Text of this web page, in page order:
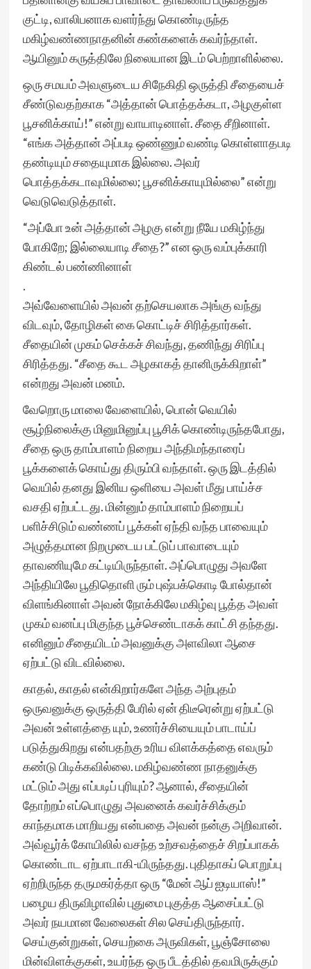
குட்டி, வாலிபனாக வளர்ந்து கொண்டிருந்த
மகிழ்வண்ணநாதனின் கண்களைக் கவர்ந்தாள்.
ஆயினும் கருத்திலே நிலையான இடம் பெற்றாளில்லை.
ஒரு சமயம் அவளுடைய சிநேகிதி ஒருத்தி சீதையைச்
சீண்டுவதற்காக “அத்தான் பொத்தக்கடா, அழகுள்ள
பூசனிக்காய்!” என்று வாயாடினாள். சீதை சீறினாள்.
“எங்க அத்தான் அப்படி ஒண்ணும் வண்டி கொள்ளாதபடி
தண்டியும் சதையுமாக இல்லை. அவர்
பொத்தக்கடாவுமில்லை; பூசனிக்காயுமில்லை” என்று
வெடுவெடுத்தாள்.
“அப்போ உன் அத்தான் அழகு என்று நீயே மகிழ்ந்து
போகிறே; இல்லையாடி சீதை?” என ஒரு வம்புக்காரி
கிண்டல் பண்ணினாள்
.
அவ்வேளையில் அவன் தற்செயலாக அங்கு வந்து
விடவும், தோழிகள் கை கொட்டிச் சிரித்தார்கள்.
சீதையின் முகம் செக்கச் சிவந்து, தணிந்து சிரிப்பு
சிரித்தது. “சீதை கூட அழகாகத் தானிருக்கிறாள்”
என்றது அவன் மனம்.
வேறொரு மாலை வேளையில், பொன் வெயில்
சூழ்நிலைக்கு மினுமினுப்பு பூசிக் கொண்டிருந்தபோது,
சீதை ஒரு தாம்பாளம் நிறைய அந்திமந்தாரைப்
பூக்களைக் கொய்து திரும்பி வந்தாள். ஒரு இடத்தில்
வெயில் தனது இனிய ஒளியை அவள் மீது பாய்ச்ச
வசதி ஏற்பட்டது. மின்னும் தாம்பாளம் நிறையப்
பளிச்சிடும் வண்ணப் பூக்கள் ஏந்தி வந்த பாவையும்
அழுத்தமான நிறமுடைய பட்டுப் பாவாடையும்
தாவணியுமே கட்டியிருந்தாள். அப்பொழுது அவளே
அந்தியிலே பூதிதொளி ரும் புஷ்பக்கொடி போல்தான்
விளங்கினாள் அவன் நோக்கிலே மகிழ்வு பூத்த அவள்
முகம் வனப்பு மிகுந்த பூச்செண்டாகக் காட்சி தந்தது.
எனினும் சீதையிடம் அவனுக்கு அளவிலா ஆசை
ஏற்பட்டு விடவில்லை.
காதல், காதல் என்கிறார்களே அந்த அற்புதம்
ஒருவனுக்கு ஒருத்தி பேரில் ஏன் திடீரென்று ஏற்பட்டு
அவன் உள்ளத்தை யும், உணர்ச்சியையும் பாடாய்ப்
படுத்துகிறது என்பதற்கு உரிய விளக்கத்தை எவரும்
கண்டு பிடிக்கவில்லை. மகிழ்வண்ண நாதனுக்கு
மட்டும் அது எப்படிப் புரியும்? ஆனால், சீதையின்
தோற்றம் எப்பொழுது அவனைக் கவர்ச்சிக்கும்
காந்தமாக மாறியது என்பதை அவன் நன்கு அறிவான்.
அவ்வூர்க் கோயிலில் வசந்த உற்சவத்தைச் சிறப்பாகக்
கொண்டாட ஏற்பாடாகி-யிருந்தது. புதிதாகப் பொறுப்பு
ஏற்றிருந்த தருமகர்த்தா ஒரு “மேன் ஆப் ஐடியாஸ்!”
பழைய திருவிழாவில் புதுமை புகுத்த ஆசைப்பட்டு
அவர் நயமான வேலைகள் சில செய்திருந்தார்.
செய்குன்றுகள், செயற்கை அருவிகள், பூஞ்சோலை
மின்விளக்குகள், உயர்ந்த ஒரு பீடத்தில் தவமிருக்கும்